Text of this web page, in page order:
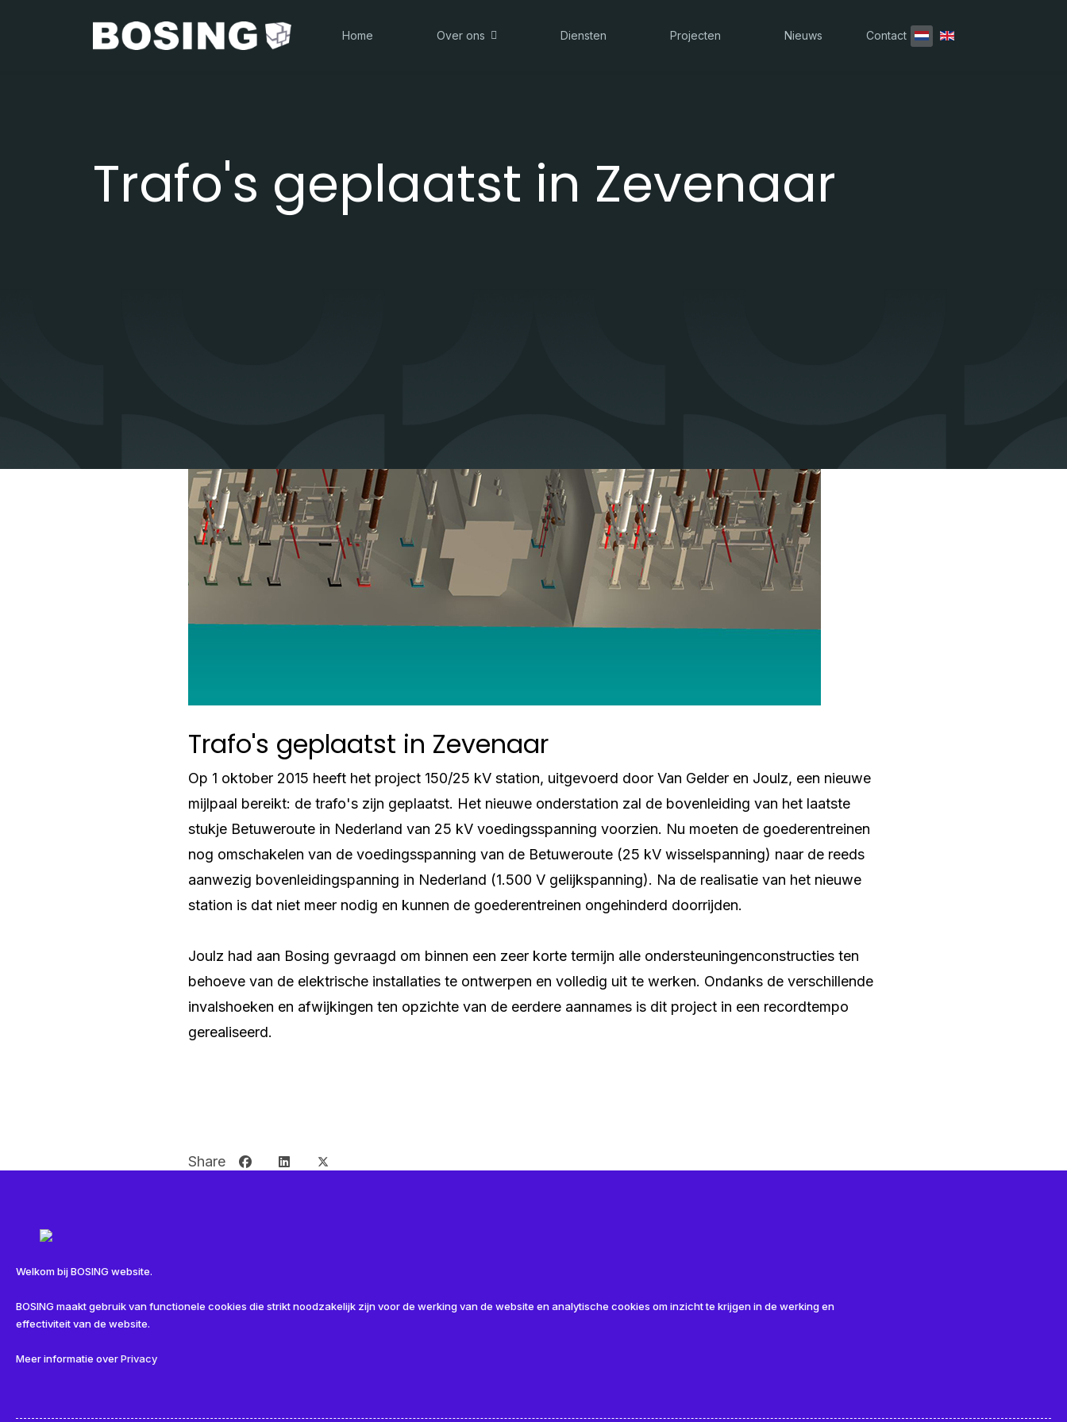
Home Over ons Diensten Projecten Nieuws Contact Selecteer de taal
Trafo's geplaatst in Zevenaar
Trafo's geplaatst in Zevenaar
Op 1 oktober 2015 heeft het project 150/25 kV station, uitgevoerd door Van Gelder en Joulz, een nieuwe
mijlpaal bereikt: de trafo's zijn geplaatst. Het nieuwe onderstation zal de bovenleiding van het laatste
stukje Betuweroute in Nederland van 25 kV voedingsspanning voorzien. Nu moeten de goederentreinen
nog omschakelen van de voedingsspanning van de Betuweroute (25 kV wisselspanning) naar de reeds
aanwezig bovenleidingspanning in Nederland (1.500 V gelijkspanning). Na de realisatie van het nieuwe
station is dat niet meer nodig en kunnen de goederentreinen ongehinderd doorrijden.
Joulz had aan Bosing gevraagd om binnen een zeer korte termijn alle ondersteuningenconstructies ten
behoeve van de elektrische installaties te ontwerpen en volledig uit te werken. Ondanks de verschillende
invalshoeken en afwijkingen ten opzichte van de eerdere aannames is dit project in een recordtempo
gerealiseerd.
Share
Related Articles
Welkom bij BOSING website.
BOSING maakt gebruik van functionele cookies die strikt noodzakelijk zijn voor de werking van de website en analytische cookies om inzicht te krijgen in de werking en
effectiviteit van de website.
Meer informatie overPrivacy